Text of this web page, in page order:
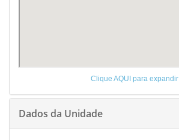
Clique AQUI para expandir
Dados da Unidade